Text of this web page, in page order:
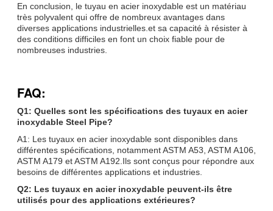
En conclusion, le tuyau en acier inoxydable est un matériau
très polyvalent qui offre de nombreux avantages dans
diverses applications industrielles.et sa capacité à résister à
des conditions difficiles en font un choix fiable pour de
nombreuses industries.
FAQ:
Q1: Quelles sont les spécifications des tuyaux en acier
inoxydable Steel Pipe?
A1: Les tuyaux en acier inoxydable sont disponibles dans
différentes spécifications, notamment ASTM A53, ASTM A106,
ASTM A179 et ASTM A192.Ils sont conçus pour répondre aux
besoins de différentes applications et industries.
Q2: Les tuyaux en acier inoxydable peuvent-ils être
utilisés pour des applications extérieures?